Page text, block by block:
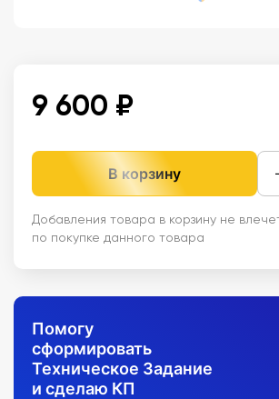
9 600 ₽
В корзину
Добавления товара в корзину не
по покупке данного товара
Помогу
сформировать
Техническое Задание
и сделаю КП